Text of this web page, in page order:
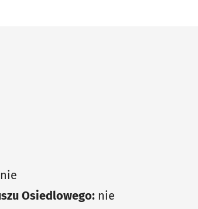
nie
Osiedlowego: nie